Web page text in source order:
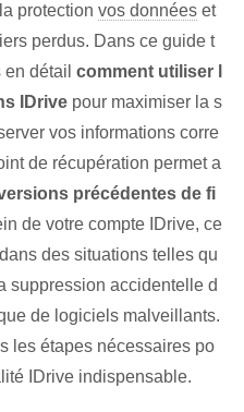
protection vos données et
perdus. Dans ce guide t
détail comment utiliser l
IDrive pour maximiser la s
vos informations corre
de récupération permet a
précédentes de fi
de votre compte IDrive, ce
des situations telles qu
suppression accidentelle d
de logiciels malveillants.
les étapes nécessaires po
IDrive indispensable.